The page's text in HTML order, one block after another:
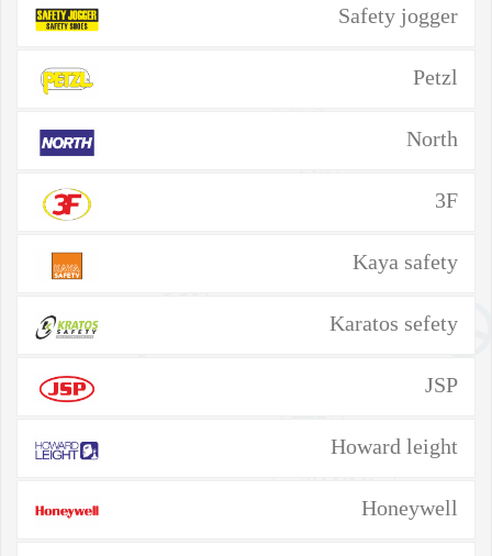
Safety jogger
Petzl
North
3F
Kaya safety
Karatos sefety
JSP
Howard leight
Honeywell